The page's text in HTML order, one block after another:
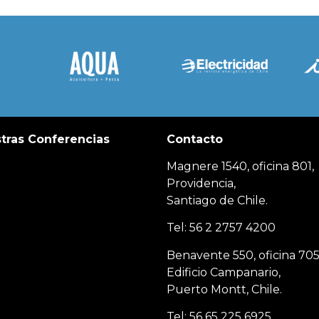
Conferencias Contacto
Magnere 1540, oficina 801,
Providencia,
Santiago de Chile.
Tel: 56 2 2757 4200
Benavente 550, oficina
Edificio Campanario,
Puerto Montt, Chile.